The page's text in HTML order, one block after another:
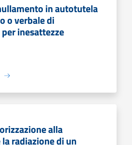
in autotutela
o verbale di
inesattezze
alla
radiazione di un